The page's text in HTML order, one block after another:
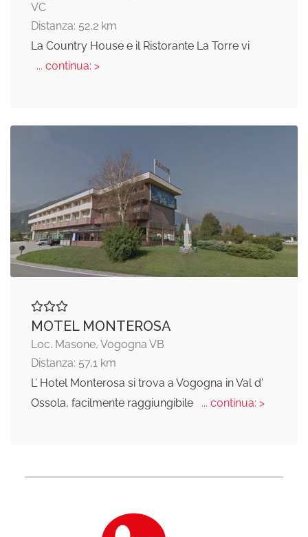
VC
Distanza: 52,2 km
La Country House e il Ristorante La Torre vi
... continua: >
MOTEL MONTEROSA
Loc. Masone, Vogogna VB
Distanza: 57,1 km
L’ Hotel Monterosa si trova a Vogogna in Val d'
Ossola, facilmente raggiungibile
... continua: >